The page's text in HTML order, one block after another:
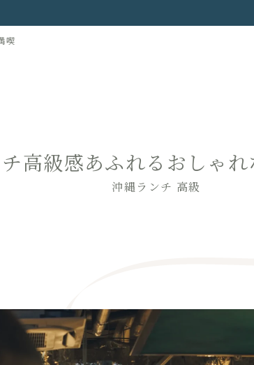
喫
高級感あふれるおしゃ
沖縄ランチ 高級